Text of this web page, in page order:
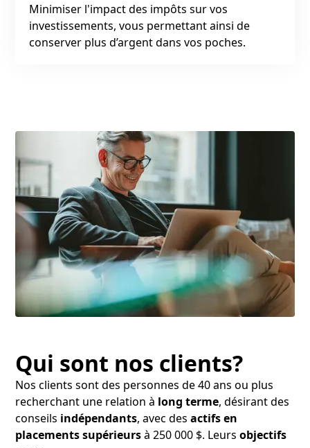
Minimiser l'impact des impôts sur vos
investissements, vous permettant ainsi de
conserver plus d’argent dans vos poches.
Qui sont nos clients?
Nos clients sont des personnes de 40 ans ou plus
recherchant une relation à long terme, désirant des
conseils indépendants, avec desactifs en
placements supérieursà 250 000 $. Leursobjectifs